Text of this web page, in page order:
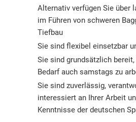
Alternativ verfügen Sie über
im Führen von schweren
Tiefbau
Sie sind flexibel einsetzbar
Sie sind grundsätzlich
Bedarf auch samstags zu
Sie sind zuverlässig,
interessiert an Ihrer Arbeit
Kenntnisse der deutschen